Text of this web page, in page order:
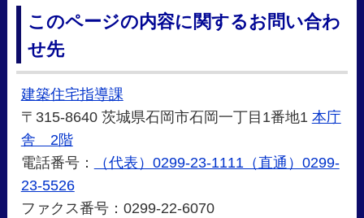
このページの内容に関するお問い合わ
せ先
建築住宅指導課
〒315-8640 茨城県石岡市石岡一丁目1番地1 本庁
舎 2階
電話番号：
（代表）0299-23-1111（直通）0299-
23-5526
ファクス番号：0299-22-6070